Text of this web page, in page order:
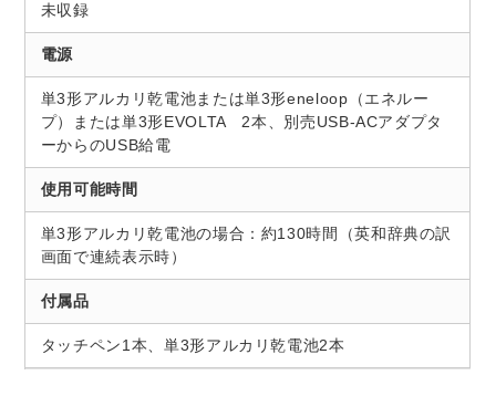
未収録
電源
単3形アルカリ乾電池または単3形eneloop（エネルー
プ）または単3形EVOLTA 2本、別売USB-ACアダプタ
ーからのUSB給電
使用可能時間
単3形アルカリ乾電池の場合：約130時間（英和辞典の訳
画面で連続表示時）
付属品
タッチペン1本、単3形アルカリ乾電池2本